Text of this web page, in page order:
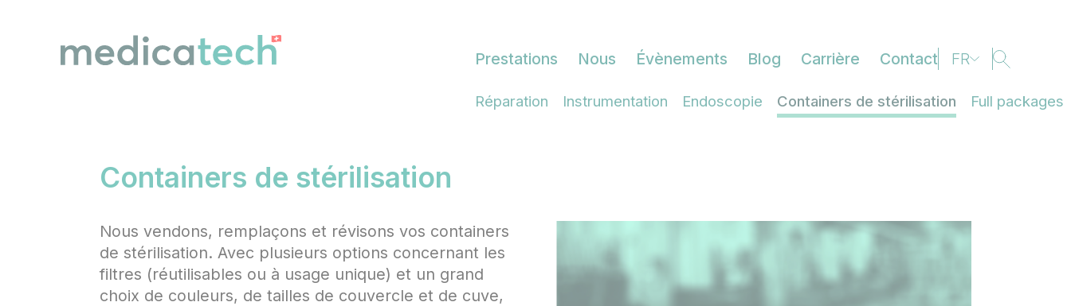
FR
DE
IT
Prestations
Réparation Instrumentation Endoscopie Containers de stérilisation Full packages
Nous Évènements Blog Carrière Contact
Containers de stérilisation
Nous vendons, remplaçons et révisons vos containers
de stérilisation. Avec plusieurs options concernant les
filtres (réutilisables ou à usage unique) et un grand
choix de couleurs, de tailles de couvercle et de cuve,